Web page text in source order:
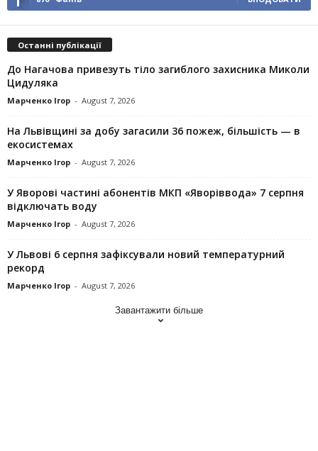
Останні публікації
До Нагачова привезуть тіло загиблого захисника Миколи
Цидуляка
Марченко Ігор - August 7, 2026
На Львівщині за добу загасили 36 пожеж, більшість — в
екосистемах
Марченко Ігор - August 7, 2026
У Яворові частині абонентів МКП «Яворіввода» 7 серпня
відключать воду
Марченко Ігор - August 7, 2026
У Львові 6 серпня зафіксували новий температурний
рекорд
Марченко Ігор - August 7, 2026
Завантажити більше